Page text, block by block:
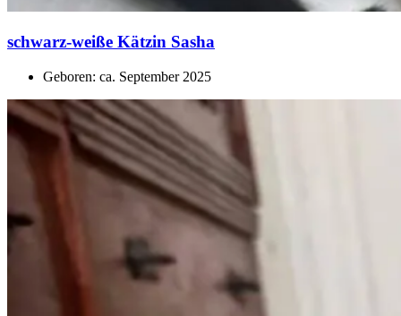
schwarz-weiße Kätzin Sasha
Geboren: ca. September 2025